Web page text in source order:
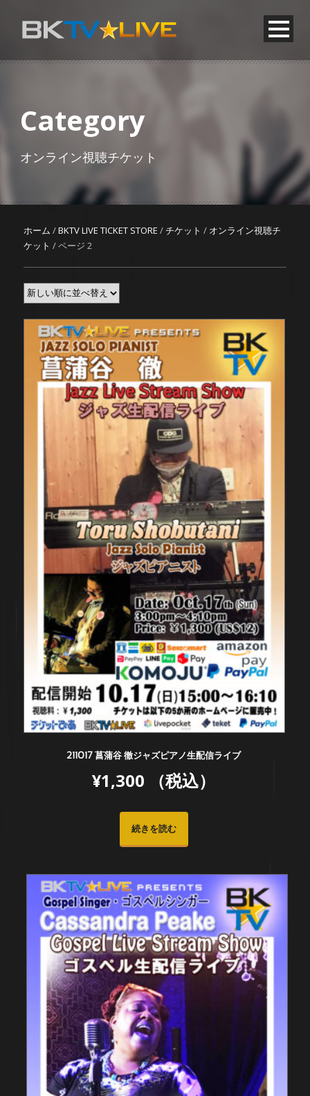
Category
オンライン視聴チケット
ホーム /BKTV LIVE TICKET STORE /チケット / オンライン視聴チ
ケット / ページ 2
211017 菖蒲谷 徹ジャズピアノ生配信ライブ
¥1,300 （税込）
続きを読む